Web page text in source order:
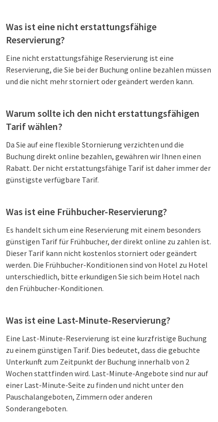
Was ist eine nicht erstattungsfähige
Reservierung?
Eine nicht erstattungsfähige Reservierung ist eine
Reservierung, die Sie bei der Buchung online bezahlen müssen
und die nicht mehr storniert oder geändert werden kann.
Warum sollte ich den nicht erstattungsfähigen
Tarif wählen?
Da Sie auf eine flexible Stornierung verzichten und die
Buchung direkt online bezahlen, gewähren wir Ihnen einen
Rabatt. Der nicht erstattungsfähige Tarif ist daher immer der
günstigste verfügbare Tarif.
Was ist eine Frühbucher-Reservierung?
Es handelt sich um eine Reservierung mit einem besonders
günstigen Tarif für Frühbucher, der direkt online zu zahlen ist.
Dieser Tarif kann nicht kostenlos storniert oder geändert
werden. Die Frühbucher-Konditionen sind von Hotel zu Hotel
unterschiedlich, bitte erkundigen Sie sich beim Hotel nach
den Frühbucher-Konditionen.
Was ist eine Last-Minute-Reservierung?
Eine Last-Minute-Reservierung ist eine kurzfristige Buchung
zu einem günstigen Tarif. Dies bedeutet, dass die gebuchte
Unterkunft zum Zeitpunkt der Buchung innerhalb von 2
Wochen stattfinden wird. Last-Minute-Angebote sind nur auf
einer Last-Minute-Seite zu finden und nicht unter den
Pauschalangeboten, Zimmern oder anderen
Sonderangeboten.